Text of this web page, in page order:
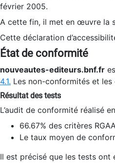
février 2005.
A cette fin, il met en œuvre la
Cette déclaration
État de conformité
nouveautes-editeurs.bnf.fr
4.1. Les non-conformités et
Résultat des tests
L’audit de conformité réalisé
66.67% des critères
Le taux moyen de
Il est précisé que les tests